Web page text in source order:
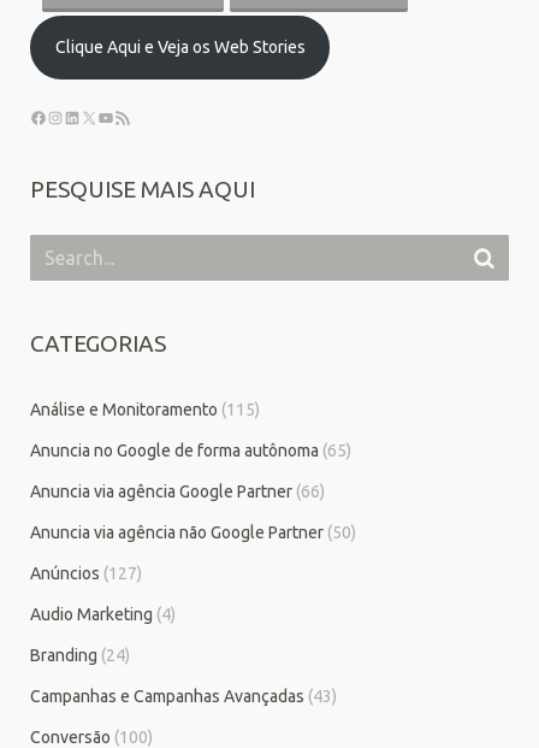
Clique Aqui e Veja os Web Stories
PESQUISE MAIS AQUI
CATEGORIAS
Análise e Monitoramento (115)
Anuncia no Google de forma autônoma (65)
Anuncia via agência Google Partner (66)
Anuncia via agência não Google Partner (50)
Anúncios (127)
Audio Marketing (4)
Branding (24)
Campanhas e Campanhas Avançadas (43)
Conversão (100)